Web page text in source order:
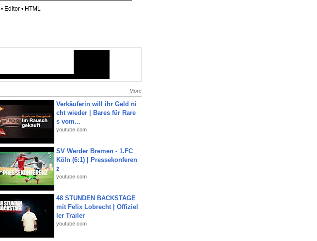
• Editor • HTML
More
Verkäuferin will ihr Geld ni
cht wieder | Bares für Rare
s vom...
youtube.com
SV Werder Bremen - 1.FC
Köln (6:1) | Pressekonferen
z
youtube.com
48 STUNDEN BACKSTAGE
mit Felix Lobrecht | Offiziel
ler Trailer
youtube.com